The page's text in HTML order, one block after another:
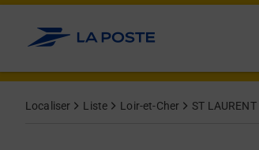
Allez au contenu
Localiser Liste Loir-et-Cher ST
Afficher ou masquer la réponse
Afficher ou masquer la réponse
Afficher ou masquer la réponse